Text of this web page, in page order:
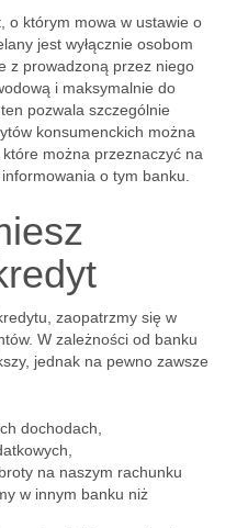
o którym mowa w ustawie o
jest wyłącznie osobom
z prowadzoną przez niego
i maksymalnie do
pozwala szczególnie
konsumenckich można
, które można przeznaczyć na
o tym banku.
zaopatrzmy się w
W zależności od banku
jednak na pewno zawsze
dochodach,
na naszym rachunku
w innym banku niż